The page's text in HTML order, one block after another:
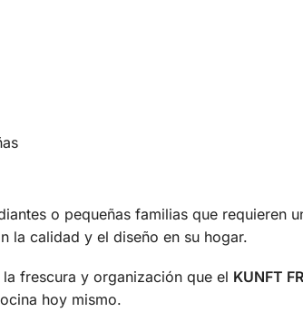
o pequeñas familias que requieren
la calidad y el diseño en su hogar.
frescura y organización que el KUNFT
hoy mismo.